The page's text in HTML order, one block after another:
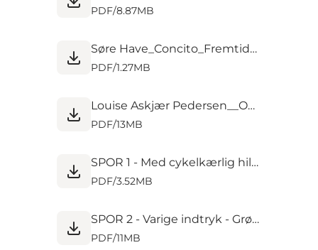
PDF/8.87MB
Søre Have_Concito_Fremtidens Mobilitet skal være mere grøn_UD PÅ TUR_230424.pdf
PDF/1.27MB
Louise Askjær Pedersen__ORCBC_UD PÅ TUR 230424_PDF for distribution-komprimeret.pdf
PDF/13MB
SPOR 1 - Med cykelkærlig hilsen.pdf
PDF/3.52MB
SPOR 2 - Varige indtryk - Grønne aftryk.pdf
PDF/11MB